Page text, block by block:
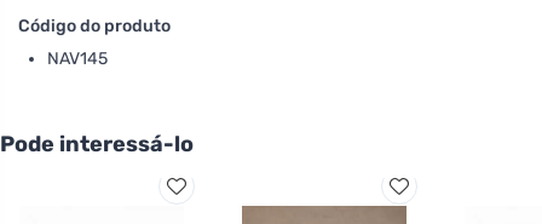
Código do produto
NAV145
Pode interessá-lo